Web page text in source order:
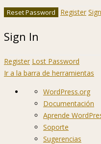
Register
Sign In
Register Lost Password
Ir a la barra de herramientas
Acerca
WordPress
WordPress.org
Documentación
Aprende
Soporte
Sugerencias